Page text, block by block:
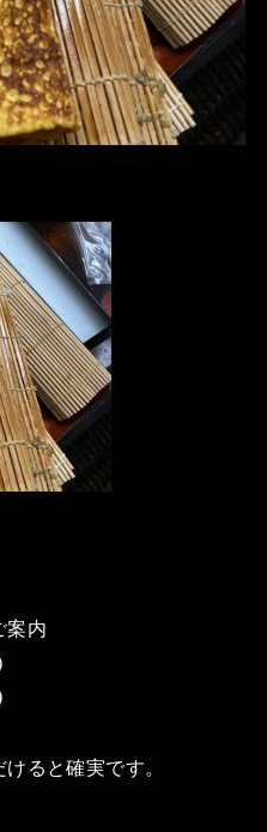
案内
ると確実です。